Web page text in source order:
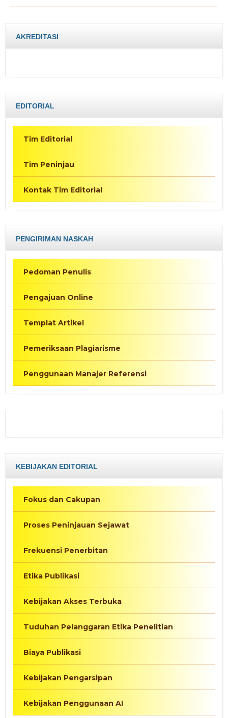
AKREDITASI
EDITORIAL
Tim Editorial
Tim Peninjau
Kontak Tim Editorial
PENGIRIMAN NASKAH
Pedoman Penulis
Pengajuan Online
Templat Artikel
Pemeriksaan Plagiarisme
Penggunaan Manajer Referensi
KEBIJAKAN EDITORIAL
Fokus dan Cakupan
Proses Peninjauan Sejawat
Frekuensi Penerbitan
Etika Publikasi
Kebijakan Akses Terbuka
Tuduhan Pelanggaran Etika Penelitian
Biaya Publikasi
Kebijakan Pengarsipan
Kebijakan Penggunaan AI